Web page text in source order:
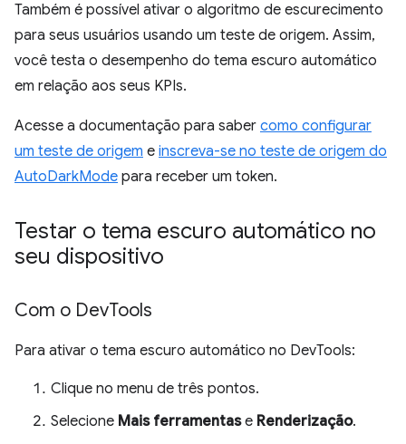
Também é possível ativar o algoritmo de escurecimento
para seus usuários usando um teste de origem. Assim,
você testa o desempenho do tema escuro automático
em relação aos seus KPIs.
Acesse a documentação para saber como configurar
um teste de origem e inscreva-se no teste de origem do
AutoDarkMode para receber um token.
Testar o tema escuro automático no
seu dispositivo
Com o DevTools
Para ativar o tema escuro automático no DevTools:
Clique no menu de três pontos.
Selecione Mais ferramentase Renderização.